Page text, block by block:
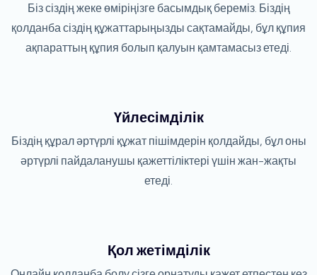
Біз сіздің жеке өміріңізге басымдық береміз. Біздің
қолданба сіздің құжаттарыңызды сақтамайды, бұл құпия
ақпараттың құпия болып қалуын қамтамасыз етеді.
Үйлесімділік
Біздің құрал әртүрлі құжат пішімдерін қолдайды, бұл оны
әртүрлі пайдаланушы қажеттіліктері үшін жан-жақты
етеді.
Қол жетімділік